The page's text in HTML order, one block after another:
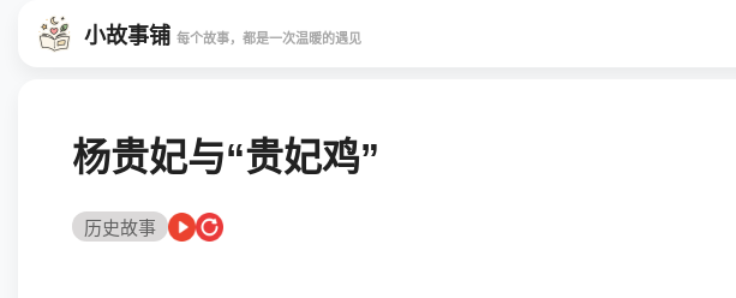
小故事铺 每个故事，都是一次温暖的遇见
杨贵妃与“贵妃鸡”
历史故事